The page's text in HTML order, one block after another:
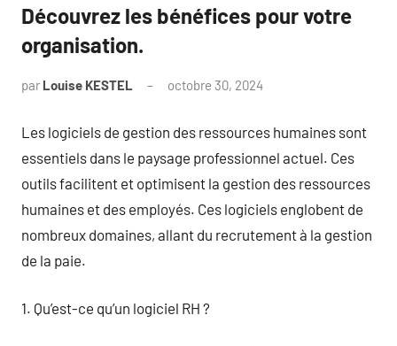
Découvrez les bénéfices pour votre
organisation.
par Louise KESTEL octobre 30, 2024
Les logiciels de gestion des ressources humaines sont
essentiels dans le paysage professionnel actuel. Ces
outils facilitent et optimisent la gestion des ressources
humaines et des employés. Ces logiciels englobent de
nombreux domaines, allant du recrutement à la gestion
de la paie.
1. Qu’est-ce qu’un logiciel RH ?